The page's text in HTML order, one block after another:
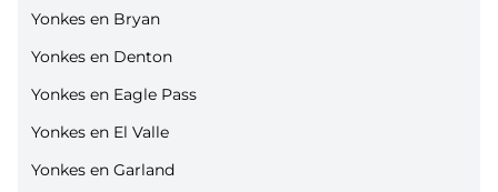
Yonkes en Bryan
Yonkes en Denton
Yonkes en Eagle Pass
Yonkes en El Valle
Yonkes en Garland